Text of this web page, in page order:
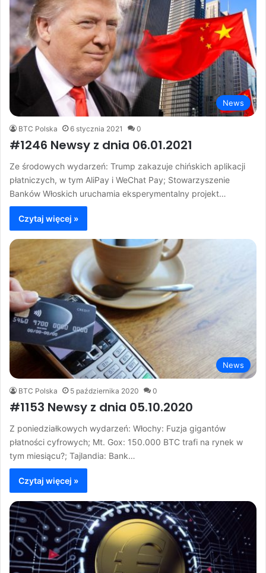
News
BTC Polska 6 stycznia 2021 0
#1246 Newsy z dnia 06.01.2021
Ze środowych wydarzeń: Trump zakazuje chińskich aplikacji
płatniczych, w tym AliPay i WeChat Pay; Stowarzyszenie
Banków Włoskich uruchamia eksperymentalny projekt…
Czytaj więcej »
News
BTC Polska 5 października 2020 0
#1153 Newsy z dnia 05.10.2020
Z poniedziałkowych wydarzeń: Włochy: Fuzja gigantów
płatności cyfrowych; Mt. Gox: 150.000 BTC trafi na rynek w
tym miesiącu?; Tajlandia: Bank…
Czytaj więcej »